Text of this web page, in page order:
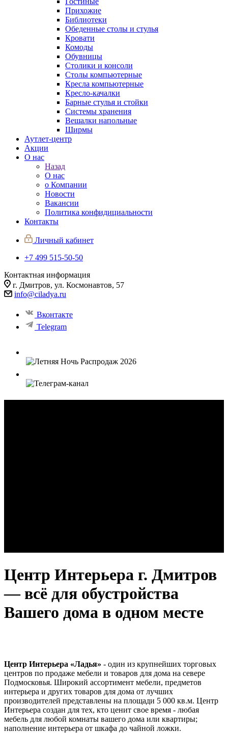
Прихожие
Библиотеки
Обеденные столы и стулья
Кровати
Комоды
Обувницы
Столики и консоли
Столы компьютерные
Кресла компьютерные
Кресло-качалки
Барные стулья и стойки
Системы хранения
Вешалки напольные
Ширмы
Аутлет-центр
Акции
О нас
Назад
О нас
о Компании
Новости
Вакансии
Политика конфидициальности
Контакты
Личный кабинет
+7 499 515-50-50
Контактная информация
г. Дмитров, ул. Космонавтов, 57
info@ciladya.ru
Вконтакте
Telegram
Центр Интерьера г. Дмитров
— всё для обустройства
Вашего дома в одном месте
Центр Интерьера «Ладья» - один из крупнейших торговых
центров по продаже мебели и товаров для дома на севере
Подмосковья. Широкий ассортимент мебели, предметов
интерьера и других товаров для дома от лучших
производителей представлены на площади 5 000 кв.м. Центр
Интерьера создан для тех, кто ценит свое время - любая
мебель для любой комнаты вашего дома или квартиры;
наполнение интерьера от шкафа до чайной ложки.